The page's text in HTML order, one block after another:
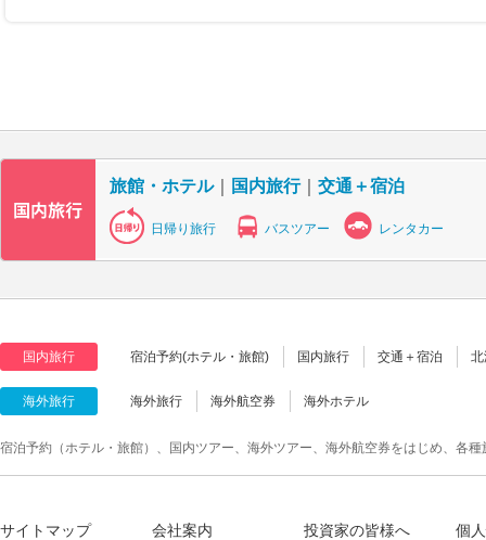
旅館・ホテル｜ 国内旅行｜ 交通＋宿泊
日帰り旅行 バスツアー レンタカー
国内旅行 宿泊予約(ホテル・旅館) 国内旅行 交通＋宿泊
海外旅行 海外旅行 海外航空券 海外ホテル
宿泊予約（ホテル・旅館）、国内ツアー、海外ツアー、海外航空券をはじめ、各
サイトマップ 会社案内 投資家の皆様へ 個